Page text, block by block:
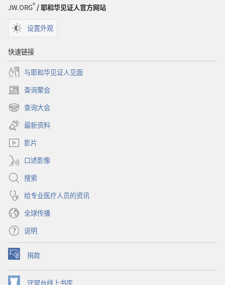
JW.ORG® / 耶和华见证人官方网站
设置外观
快速链接
与耶和华见证人见面
查询聚会
（打
开
新
窗
口）
查询大会
（打
开
新
窗
最新资料
影片
口述影像
搜索
给专业医疗人员的资讯
全球传播
说明
捐款
（打
开
新
守望台线上书库